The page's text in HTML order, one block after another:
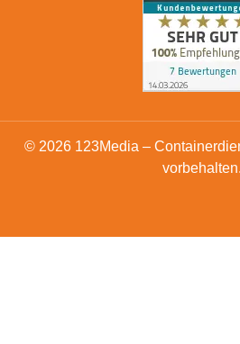
© 2026 123Media –
vorbehalten.